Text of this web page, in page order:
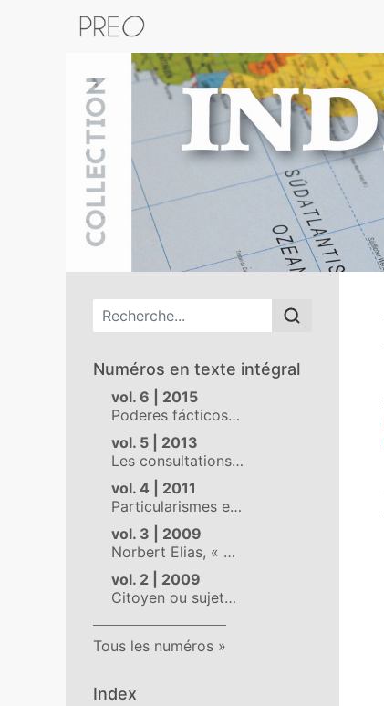
Menu principal
Numéros en texte intégral
vol. 6 | 2015
Poderes fácticos…
vol. 5 | 2013
Les consultations…
vol. 4 | 2011
Particularismes e…
vol. 3 | 2009
Norbert Elias, « …
vol. 2 | 2009
Citoyen ou sujet…
Tous les numéros
Index